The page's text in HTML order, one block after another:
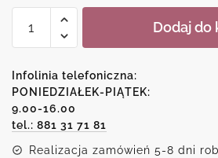
Tryptyk
świata
w
paski
Dodaj do
Infolinia telefoniczna:
PONIEDZIAŁEK-PIĄTEK:
9.00-16.00
tel.: 881 31 71 81
Realizacja zamówień 5-8 dni